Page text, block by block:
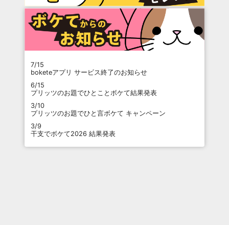
7/15
boketeアプリ サービス終了のお知らせ
6/15
プリッツのお題でひとことボケて結果発表
3/10
プリッツのお題でひと言ボケて キャンペーン
3/9
干支でボケて2026 結果発表